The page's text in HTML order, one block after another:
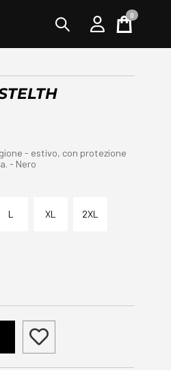
Cart
0
- estivo, con protezione
- Nero
L XL 2XL